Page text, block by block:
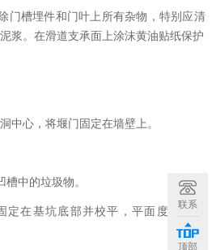
门槽埋件和门叶上所有杂物，特别应清
浆。在滑道支承面上涂沫黄油贴纸保护
中心，将堰门固定在墙壁上。
槽中的垃圾物。
定在基坑底部并校平，平面度控制在
联系
顶部